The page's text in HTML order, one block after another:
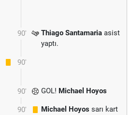
90' Thiago Santamaria asist
yaptı.
90'
90' GOL! Michael Hoyos
90' Michael Hoyos sarı kart